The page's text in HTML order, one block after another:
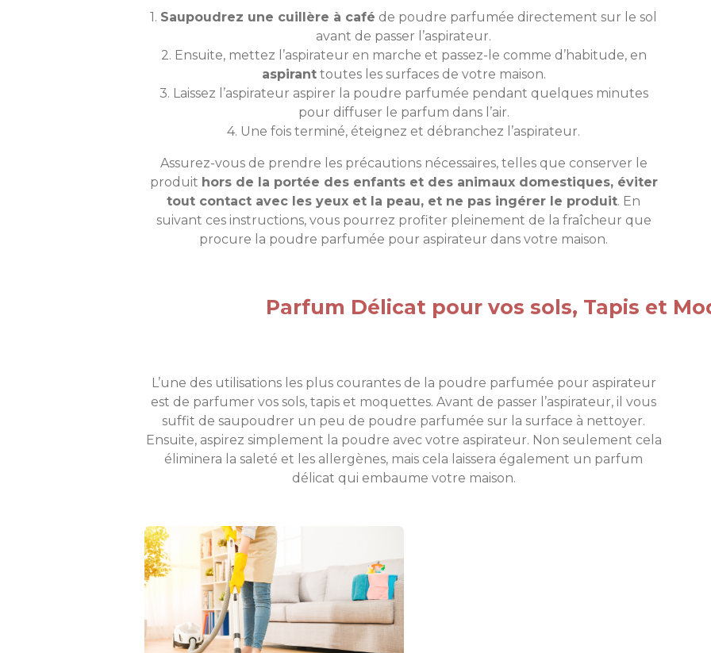
1. Saupoudrez une cuillère à café de poudre parfumée directement sur le sol
avant de passer l’aspirateur.
2. Ensuite, mettez l’aspirateur en marche et passez-le comme d’habitude, en
aspiranttoutes les surfaces de votre maison.
3. Laissez l’aspirateur aspirer la poudre parfumée pendant quelques minutes
pour diffuser le parfum dans l’air.
4. Une fois terminé, éteignez et débranchez l’aspirateur.
Assurez-vous de prendre les précautions nécessaires, telles que conserver le
produit hors de la portée des enfants et des animaux domestiques, éviter
tout contact avec les yeux et la peau, et ne pas ingérer le produit. En
suivant ces instructions, vous pourrez profiter pleinement de la fraîcheur que
procure la poudre parfumée pour aspirateur dans votre maison.
Parfum Délicat pour vos sols, Tapis et
L’une des utilisations les plus courantes de la poudre parfumée pour aspirateur
est de parfumer vos sols, tapis et moquettes. Avant de passer l’aspirateur, il vous
suffit de saupoudrer un peu de poudre parfumée sur la surface à nettoyer.
Ensuite, aspirez simplement la poudre avec votre aspirateur. Non seulement cela
éliminera la saleté et les allergènes, mais cela laissera également un parfum
délicat qui embaume votre maison.